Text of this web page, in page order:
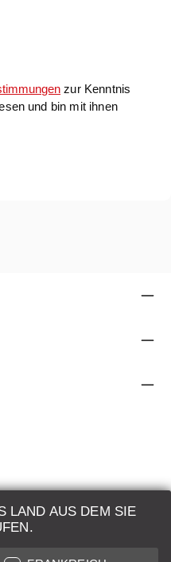
zur Kenntnis
und bin mit ihnen
LAND AUS DEM SIE